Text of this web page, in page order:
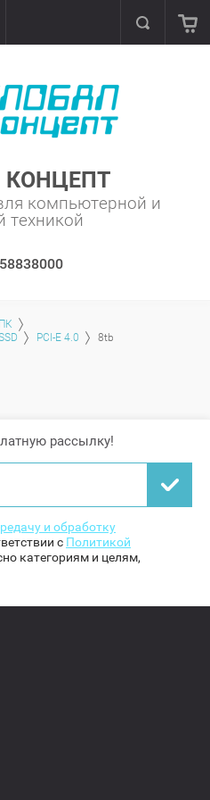
КОНЦЕПТ
компьютерной и
техникой
PCI-E 4.0 8tb
рассылку!
и обработку
с Политикой
категориям и целям,